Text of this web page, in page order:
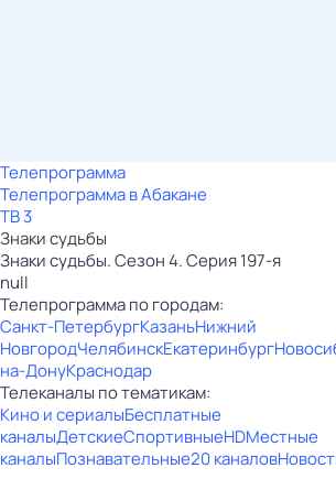
Телепрограмма
Телепрограмма в Абакане
ТВ 3
Знаки судьбы
Знаки судьбы. Сезон 4. Серия 197-я
null
Телепрограмма по городам:
Санкт-ПетербургКазаньНижний
НовгородЧелябинскЕкатеринбург
на-ДонуКраснодар
Телеканалы по тематикам:
Кино и сериалыБесплатные
каналыДетскиеСпортивныеHDМестные
каналыПознавательные20 каналов